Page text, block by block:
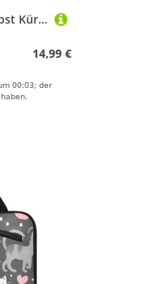
WDdZzyy Hello Fall Herbst Kürbis kariert kariert Ahorngrün Kosmetiktasche Klares Fenster 3 Ringe Tasche für A4 Papier Brief 2 Pack Lehrer Klassenzimmer Supplies
14,99 €
00:03; der